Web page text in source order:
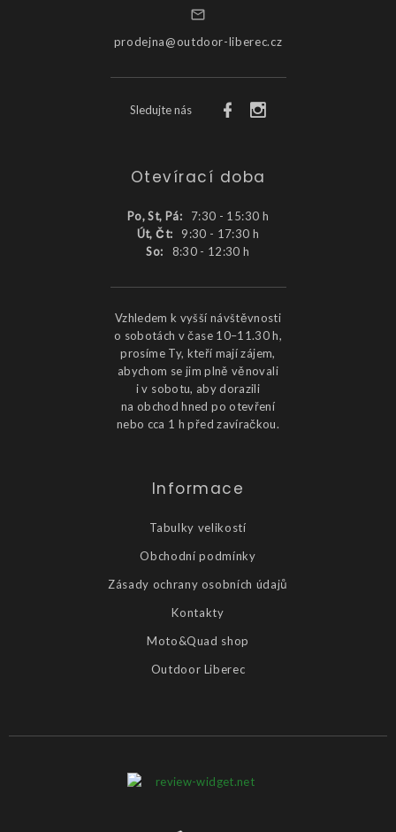
prodejna@outdoor-liberec.cz
Sledujte nás
Otevírací doba
Po, St, Pá:
7:30 - 15:30 h
Út, Čt: 9:30 - 17:30 h
So: 8:30 - 12:30 h
Vzhledem k vyšší návštěvnosti
o sobotách v čase 10–11.30 h,
prosíme Ty, kteří mají zájem,
abychom se jim plně věnovali
i v sobotu, aby dorazili
na obchod hned po otevření
nebo cca 1 h před zavíračkou.
Informace
Tabulky velikostí
Obchodní podmínky
Zásady ochrany osobních údajů
Kontakty
Moto&Quad shop
Outdoor Liberec